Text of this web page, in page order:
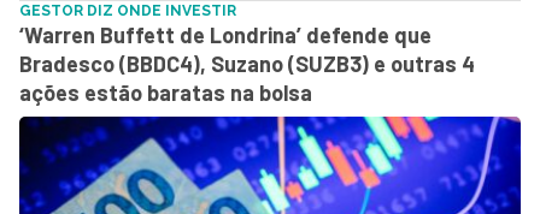
GESTOR DIZ ONDE INVESTIR
‘Warren Buffett de Londrina’ defende que
Bradesco (BBDC4), Suzano (SUZB3) e outras 4
ações estão baratas na bolsa